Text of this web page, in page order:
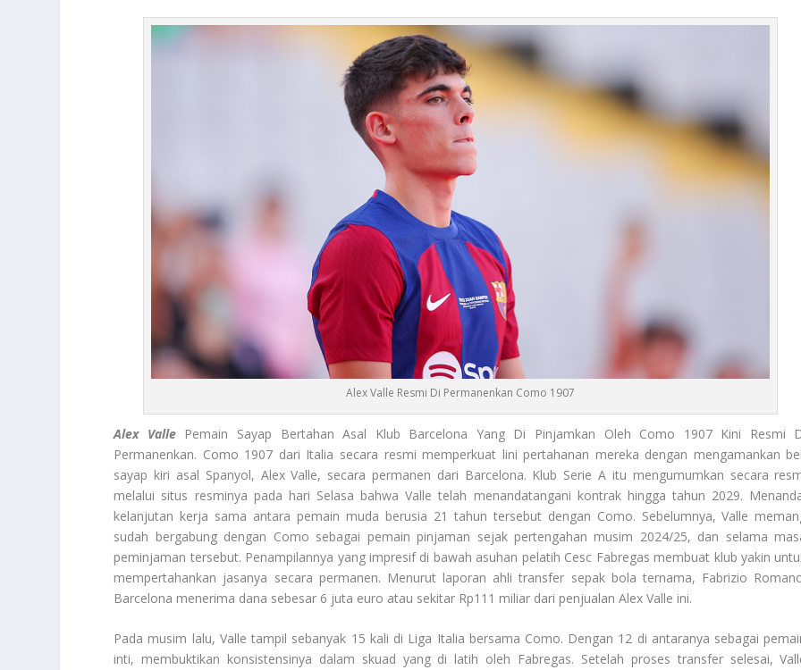
Alex Valle Resmi Di Permanenkan Como 1907
Alex Valle Pemain Sayap Bertahan Asal Klub Barcelona Yang Di Pinjamkan Oleh Como 1907 Kini Resmi
Permanenkan. Como 1907 dari Italia secara resmi memperkuat lini pertahanan mereka dengan mengamankan
sayap kiri asal Spanyol, Alex Valle, secara permanen dari Barcelona. Klub Serie A itu mengumumkan secara
melalui situs resminya pada hari Selasa bahwa Valle telah menandatangani kontrak hingga tahun 2029.
kelanjutan kerja sama antara pemain muda berusia 21 tahun tersebut dengan Como. Sebelumnya, Valle
sudah bergabung dengan Como sebagai pemain pinjaman sejak pertengahan musim 2024/25, dan selama
peminjaman tersebut. Penampilannya yang impresif di bawah asuhan pelatih Cesc Fabregas membuat klub yakin
mempertahankan jasanya secara permanen. Menurut laporan ahli transfer sepak bola ternama, Fabrizio
Barcelona menerima dana sebesar 6 juta euro atau sekitar Rp111 miliar dari penjualan Alex Valle ini.
Pada musim lalu, Valle tampil sebanyak 15 kali di Liga Italia bersama Como. Dengan 12 di antaranya sebagai
inti, membuktikan konsistensinya dalam skuad yang di latih oleh Fabregas. Setelah proses transfer selesai,